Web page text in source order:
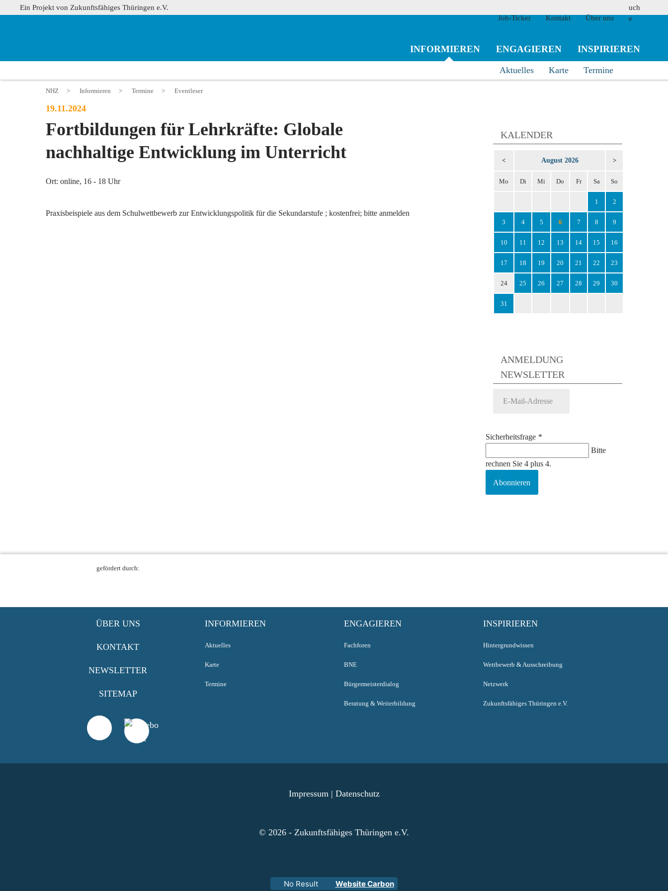
Ein Projekt von Zukunftsfähiges Thüringen e.V.
Job-Ticker
Kontakt Über uns
suchen
INFORMIEREN
Aktuelles Karte Termine
ENGAGIEREN INSPIRIEREN
NHZ > Informieren > Termine > Eventleser
19.11.2024
Fortbildungen für Lehrkräfte: Globale
nachhaltige Entwicklung im Unterricht
Ort: online, 16 - 18 Uhr
Praxisbeispiele aus dem Schulwettbewerb zur Entwicklungspolitik für die Sekundarstufe ; kostenfrei; bitte anmelden
KALENDER
< August 2026 >
Mo Di Mi Do Fr Sa So
1 2
3 4 5 6 7 8 9
10 11 12 13 14 15 16
17 18 19 20 21 22 23
24 25 26 27 28 29 30
31
ANMELDUNG
NEWSLETTER
Sicherheitsfrage *
Bitte
rechnen Sie 4 plus 4.
Abonnieren
gefördert durch:
ÜBER UNS
KONTAKT
NEWSLETTER
SITEMAP
INFORMIEREN
Aktuelles
Karte
Termine
ENGAGIEREN
Fachforen
BNE
Bürgermeisterdialog
Beratung & Weiterbildung
INSPIRIEREN
Hintergrundwissen
Wettbewerb & Ausschreibung
Netzwerk
Zukunftsfähiges Thüringen e.V.
Impressum| Datenschutz
© 2026 - Zukunftsfähiges Thüringen e.V.
No Result Website Carbon